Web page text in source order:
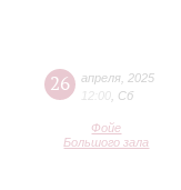
26 апреля 2025
12:00 Сб
Фойе
Большого зала